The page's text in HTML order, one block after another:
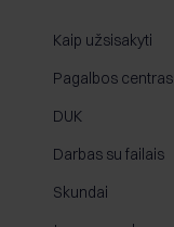
Kaip užsisakyti
Pagalbos centras
DUK
Darbas su failais
Skundai